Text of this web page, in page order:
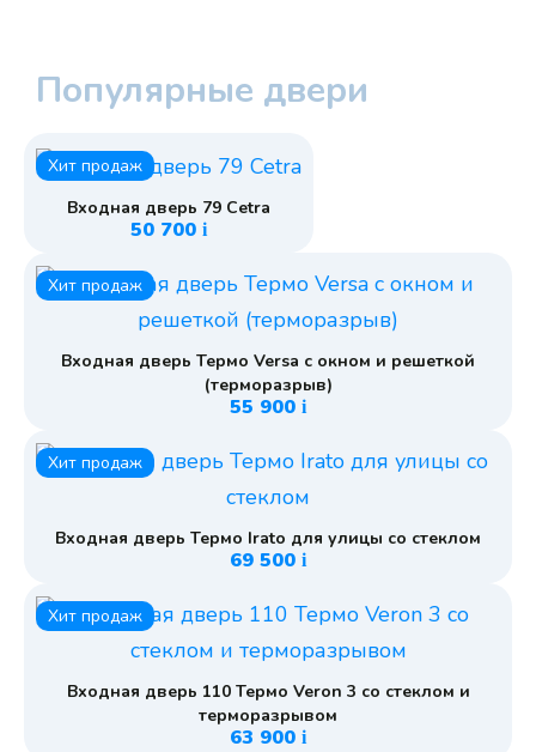
Популярные двери
Хит продаж
Входная дверь 79 Cetra
50 700 i
Хит продаж
Входная дверь Термо Versa с окном и решеткой
(терморазрыв)
55 900 i
Хит продаж
Входная дверь Термо Irato для улицы со стеклом
69 500 i
Хит продаж
Входная дверь 110 Термо Veron 3 со стеклом и
терморазрывом
63 900 i